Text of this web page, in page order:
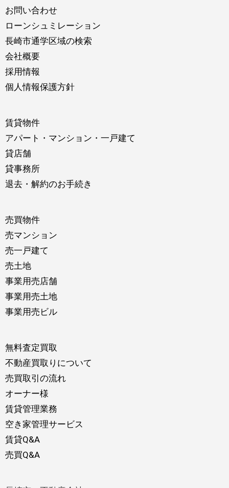
お問い合わせ
ローンシュミレーション
長崎市通学区域の検索
会社概要
採用情報
個人情報保護方針
賃貸物件
アパート・マンション・一戸建て
貸店舗
貸事務所
退去・解約のお手続き
売買物件
売マンション
売一戸建て
売土地
事業用売店舗
事業用売土地
事業用売ビル
無料査定買取
不動産買取りについて
売買取引の流れ
オーナー様
賃貸管理業務
空き家管理サービス
賃貸Q&A
売買Q&A